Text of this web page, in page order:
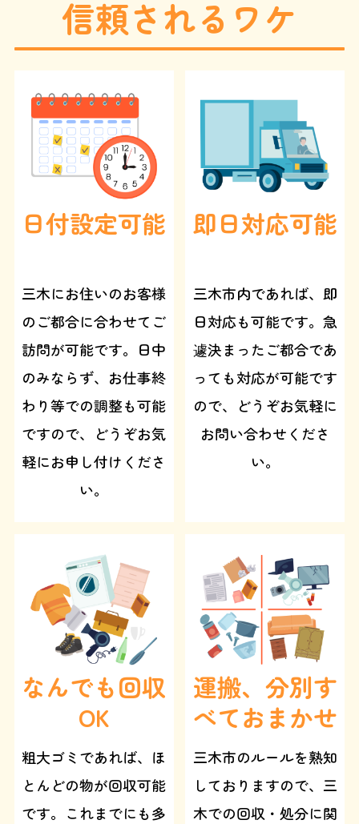
、
信頼されるワケ
日付設定可能
三木にお住いのお客様
のご都合に合わせてご
訪問が可能です。日中
のみならず、お仕事終
わり等での調整も可能
ですので、どうぞお気
軽にお申し付けくださ
い。
即日対応可能
三木市内であれば、即
日対応も可能です。急
遽決まったご都合であ
っても対応が可能です
ので、どうぞお気軽に
お問い合わせくださ
い。
なんでも回収
OK
粗大ゴミであれば、ほ
とんどの物が回収可能
です。これまでにも多
運搬、分別す
べておまかせ
三木市のルールを熟知
しておりますので、三
木での回収・処分に関